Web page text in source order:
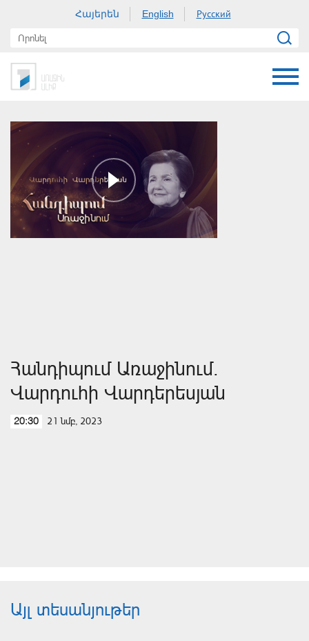
Հայերեն English Русский
Հանդիպում Առաջինում.
Վարդուհի Վարդերեսյան
20:30 21 նմբ, 2023
Այլ տեսանյութեր